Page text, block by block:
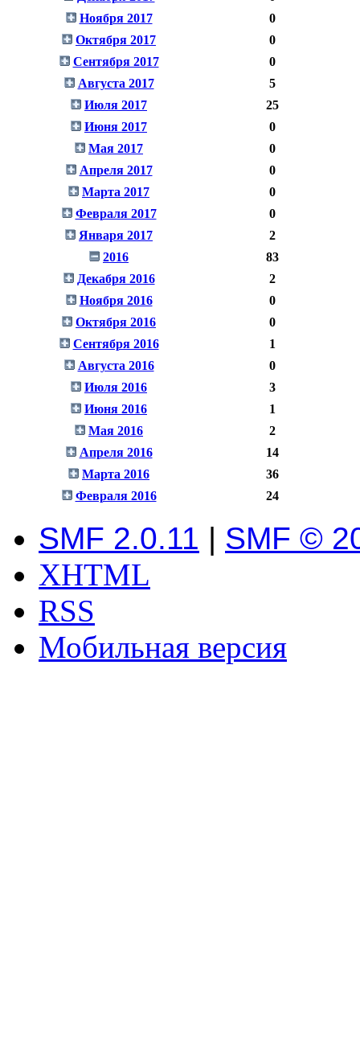
Ноября 2017
0
Октября 2017
0
Сентября 2017
0
Августа 2017
5
Июля 2017
25
Июня 2017
0
Мая 2017
0
Апреля 2017
0
Марта 2017
0
Февраля 2017
0
Января 2017
2
2016
83
Декабря 2016
2
Ноября 2016
0
Октября 2016
0
Сентября 2016
1
Августа 2016
0
Июля 2016
3
Июня 2016
1
Мая 2016
2
Апреля 2016
14
Марта 2016
36
Февраля 2016
24
SMF 2.0.11 | SMF ©
XHTML
RSS
Мобильная версия